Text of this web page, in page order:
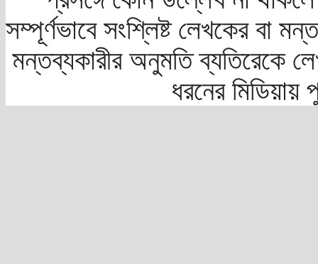
সম্পূর্ণভাবে সংশ্লিষ্ট লেখকের বা
মন্তব্যকারীর অনুমতি ব্যতিরেকে
ধরনের মিডিয়ায়